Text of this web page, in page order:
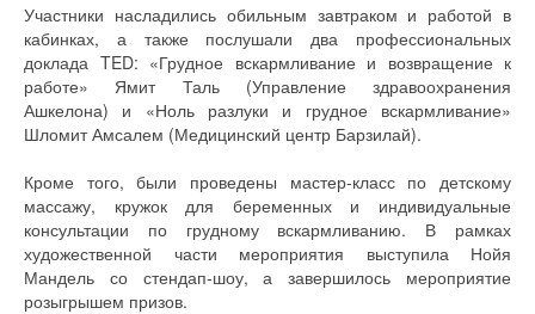
Участники насладились обильным завтраком и работой в
кабинках, а также послушали два профессиональных
доклада TED: «Грудное вскармливание и возвращение к
работе» Ямит Таль (Управление здравоохранения
Ашкелона) и «Ноль разлуки и грудное вскармливание»
Шломит Амсалем (Медицинский центр Барзилай).
Кроме того, были проведены мастер-класс по детскому
массажу, кружок для беременных и индивидуальные
консультации по грудному вскармливанию. В рамках
художественной части мероприятия выступила Нойя
Мандель со стендап-шоу, а завершилось мероприятие
розыгрышем призов.